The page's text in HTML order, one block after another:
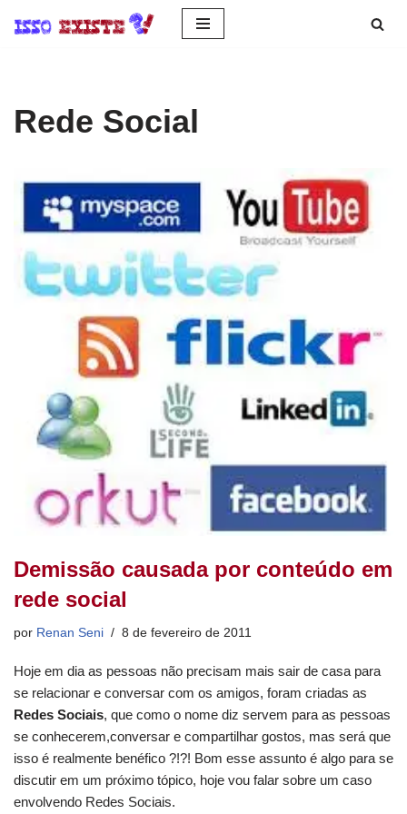
conteúdo
Rede Social
Demissão causada por conteúdo em
rede social
por Renan Seni 8 de fevereiro de 2011
Hoje em dia as pessoas não precisam mais sair de casa para
se relacionar e conversar com os amigos, foram criadas as
Redes Sociais, que como o nome diz servem para as pessoas
se conhecerem,conversar e compartilhar gostos, mas será que
isso é realmente benéfico ?!?! Bom esse assunto é algo para se
discutir em um próximo tópico, hoje vou falar sobre um caso
envolvendo Redes Sociais.